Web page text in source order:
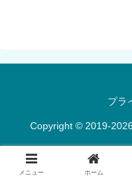
プラ
Copyright © 2019-
メニュー ホーム